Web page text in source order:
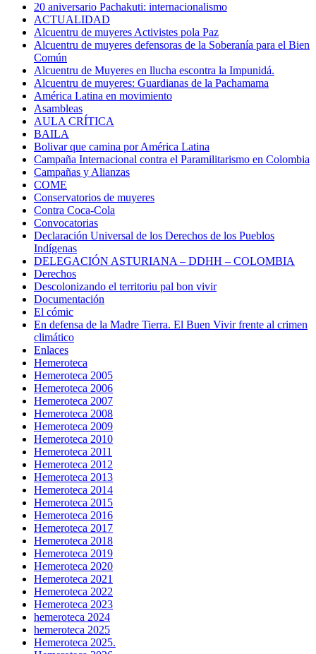
20 aniversario Pachakuti: internacionalismo
ACTUALIDAD
Alcuentru de muyeres Activistes pola Paz
Alcuentru de muyeres defensoras de la Soberanía para el Bien
Común
Alcuentru de Muyeres en llucha escontra la Impunidá.
Alcuentru de muyeres: Guardianas de la Pachamama
América Latina en movimiento
Asambleas
AULA CRÍTICA
BAILA
Bolivar que camina por América Latina
Campaña Internacional contra el Paramilitarismo en Colombia
Campañas y Alianzas
COME
Conservatorios de muyeres
Contra Coca-Cola
Convocatorias
Declaración Universal de los Derechos de los Pueblos
Indígenas
DELEGACIÓN ASTURIANA – DDHH – COLOMBIA
Derechos
Descolonizando el territoriu pal bon vivir
Documentación
El cómic
En defensa de la Madre Tierra. El Buen Vivir frente al crimen
climático
Enlaces
Hemeroteca
Hemeroteca 2005
Hemeroteca 2006
Hemeroteca 2007
Hemeroteca 2008
Hemeroteca 2009
Hemeroteca 2010
Hemeroteca 2011
Hemeroteca 2012
Hemeroteca 2013
Hemeroteca 2014
Hemeroteca 2015
Hemeroteca 2016
Hemeroteca 2017
Hemeroteca 2018
Hemeroteca 2019
Hemeroteca 2020
Hemeroteca 2021
Hemeroteca 2022
Hemeroteca 2023
hemeroteca 2024
hemeroteca 2025
Hemeroteca 2025.